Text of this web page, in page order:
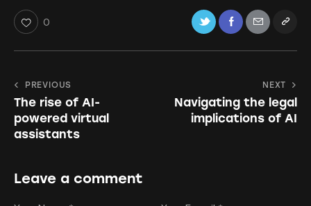
0
PREVIOUS
The rise of AI-
powered virtual
assistants
NEXT
Navigating the legal
implications of AI
Leave a comment